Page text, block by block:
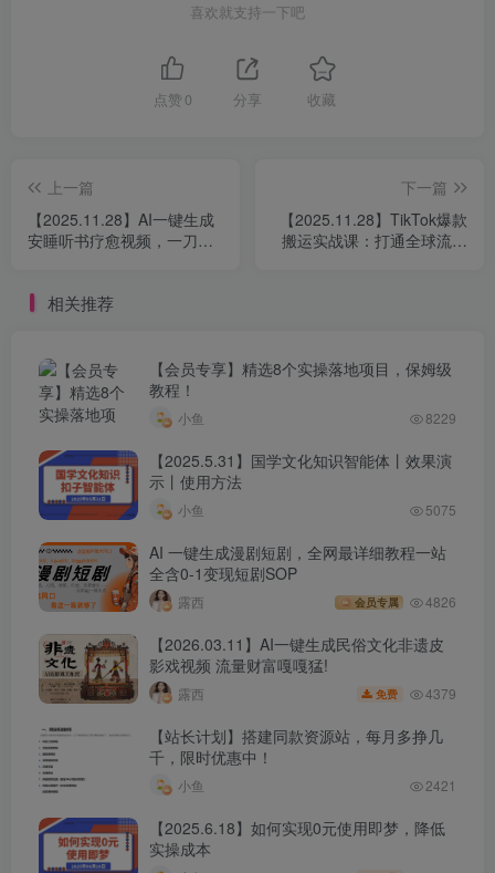
喜欢就支持一下吧
点赞 0 分享 收藏
上一篇
【2025.11.28】AI一键生成
安睡听书疗愈视频，一刀不
下一篇
【2025.11.28】TikTok爆款
搬运实战课：打通全球流量
相关推荐
【会员专享】精选8个实操落地项目，保姆级
教程！
小鱼 8229
【2025.5.31】国学文化知识智能体丨效果演
示丨使用方法
小鱼 5075
AI 一键生成漫剧短剧，全网最详细教程一站
全含0-1变现短剧SOP
露西 会员专属 4826
【2026.03.11】AI一键生成民俗文化非遗皮
影戏视频 流量财富嘎嘎猛!
露西 免费 4379
【站长计划】搭建同款资源站，每月多挣几
千，限时优惠中！
小鱼 2421
【2025.6.18】如何实现0元使用即梦，降低
实操成本